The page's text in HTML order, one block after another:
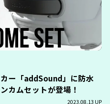
ー「addSound」に防水
カムセットが登場！
2023.08.13 UP